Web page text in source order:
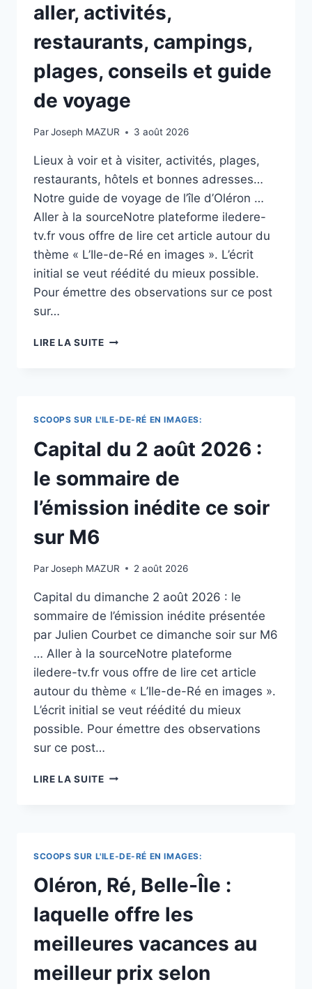
aller, activités,
restaurants, campings,
plages, conseils et guide
de voyage
ParJoseph MAZUR 3 août 2026
Lieux à voir et à visiter, activités, plages,
restaurants, hôtels et bonnes adresses…
Notre guide de voyage de l’île d’Oléron …
Aller à la sourceNotre plateforme iledere-
tv.fr vous offre de lire cet article autour du
thème « L’Ile-de-Ré en images ». L’écrit
initial se veut réédité du mieux possible.
Pour émettre des observations sur ce post
sur…
LIRE LA SUITEÎLE
VISITER,
COMMENT
ALLER,
ACTIVITÉS,
RESTAURANTS,
ET
DE
VOYAGE
SCOOPS SUR L'ILE-DE-RÉ EN IMAGES:
Capital du 2 août 2026 :
le sommaire de
l’émission inédite ce soir
sur M6
ParJoseph MAZUR 2 août 2026
Capital du dimanche 2 août 2026 : le
sommaire de l’émission inédite présentée
par Julien Courbet ce dimanche soir sur M6
… Aller à la sourceNotre plateforme
iledere-tv.fr vous offre de lire cet article
autour du thème « L’Ile-de-Ré en images ».
L’écrit initial se veut réédité du mieux
possible. Pour émettre des observations
sur ce post…
LIRE LA SUITECAPITAL
LE
SOMMAIRE
DE
L’ÉMISSION
INÉDITE
SOIR
M6
SCOOPS SUR L'ILE-DE-RÉ EN IMAGES:
Oléron, Ré, Belle-Île :
laquelle offre les
meilleures vacances au
meilleur prix selon